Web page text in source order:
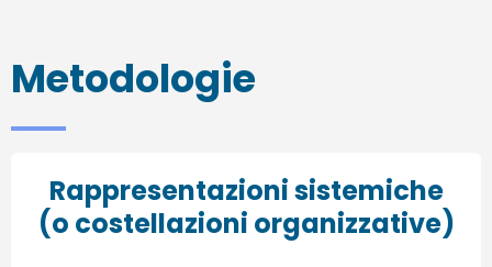
Metodologie
Rappresentazioni sistemiche
(o costellazioni organizzative)